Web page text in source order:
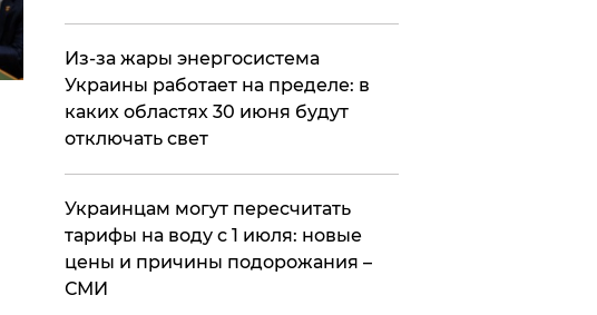
Из-за жары энергосистема
Украины работает на пределе: в
каких областях 30 июня будут
отключать свет
Украинцам могут пересчитать
тарифы на воду с 1 июля: новые
цены и причины подорожания –
СМИ